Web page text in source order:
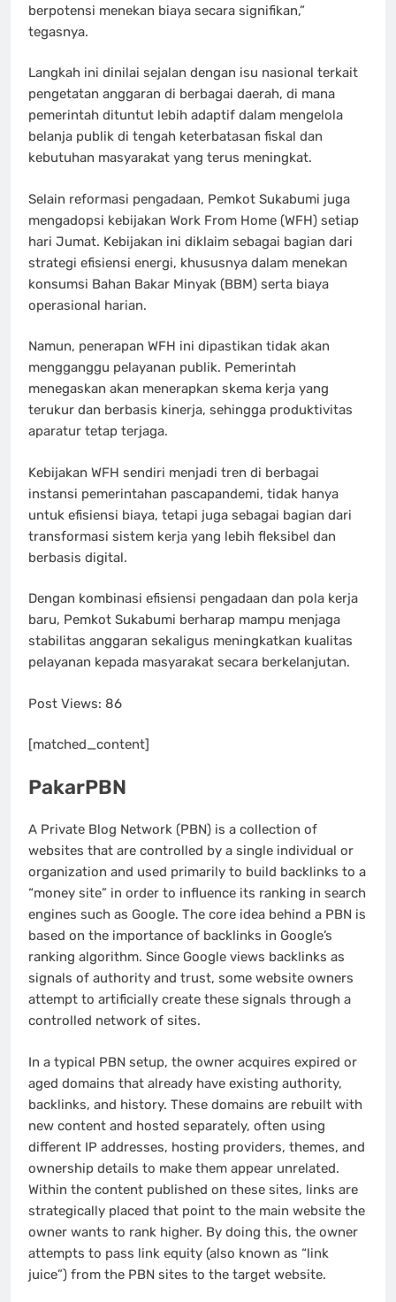
berpotensi menekan biaya secara signifikan,”
tegasnya.
Langkah ini dinilai sejalan dengan isu nasional terkait
pengetatan anggaran di berbagai daerah, di mana
pemerintah dituntut lebih adaptif dalam mengelola
belanja publik di tengah keterbatasan fiskal dan
kebutuhan masyarakat yang terus meningkat.
Selain reformasi pengadaan, Pemkot Sukabumi juga
mengadopsi kebijakan Work From Home (WFH) setiap
hari Jumat. Kebijakan ini diklaim sebagai bagian dari
strategi efisiensi energi, khususnya dalam menekan
konsumsi Bahan Bakar Minyak (BBM) serta biaya
operasional harian.
Namun, penerapan WFH ini dipastikan tidak akan
mengganggu pelayanan publik. Pemerintah
menegaskan akan menerapkan skema kerja yang
terukur dan berbasis kinerja, sehingga produktivitas
aparatur tetap terjaga.
Kebijakan WFH sendiri menjadi tren di berbagai
instansi pemerintahan pascapandemi, tidak hanya
untuk efisiensi biaya, tetapi juga sebagai bagian dari
transformasi sistem kerja yang lebih fleksibel dan
berbasis digital.
Dengan kombinasi efisiensi pengadaan dan pola kerja
baru, Pemkot Sukabumi berharap mampu menjaga
stabilitas anggaran sekaligus meningkatkan kualitas
pelayanan kepada masyarakat secara berkelanjutan.
Post Views: 86
[matched_content]
PakarPBN
A Private Blog Network (PBN) is a collection of
websites that are controlled by a single individual or
organization and used primarily to build backlinks to a
“money site” in order to influence its ranking in search
engines such as Google. The core idea behind a PBN is
based on the importance of backlinks in Google’s
ranking algorithm. Since Google views backlinks as
signals of authority and trust, some website owners
attempt to artificially create these signals through a
controlled network of sites.
In a typical PBN setup, the owner acquires expired or
aged domains that already have existing authority,
backlinks, and history. These domains are rebuilt with
new content and hosted separately, often using
different IP addresses, hosting providers, themes, and
ownership details to make them appear unrelated.
Within the content published on these sites, links are
strategically placed that point to the main website the
owner wants to rank higher. By doing this, the owner
attempts to pass link equity (also known as “link
juice”) from the PBN sites to the target website.